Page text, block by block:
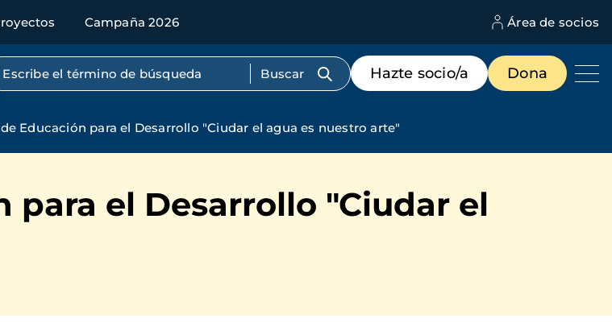
Campaña 2026 Área de socios
Búsqueda por texto completo
Menú
de
destacados
Hazte socio/a Dona
Educación para el Desarrollo "Ciudar el agua es nuestro arte"
para el Desarrollo "Ciudar el